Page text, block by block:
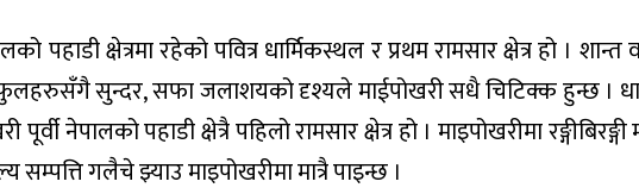
पहाडी क्षेत्रमा रहेको पवित्र धार्मिकस्थल र प्रथम रामसार क्षेत्र हो । शान्त
सुन्दर, सफा जलाशयको दृश्यले माईपोखरी सधै चिटिक्क हुन्छ ।
नेपालको पहाडी क्षेत्रै पहिलो रामसार क्षेत्र हो । माइपोखरीमा
गलैचे झ्याउ माइपोखरीमा मात्रै पाइन्छ ।